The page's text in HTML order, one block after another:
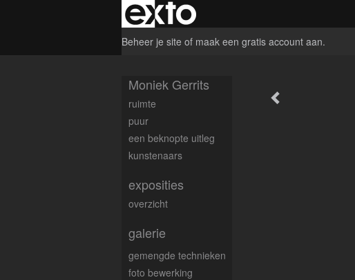
Beheer je site of maak een gratis account aan.
Moniek Gerrits
ruimte
puur
een beknopte uitleg
kunstenaars
exposities
overzicht
galerie
gemengde technieken
foto bewerking